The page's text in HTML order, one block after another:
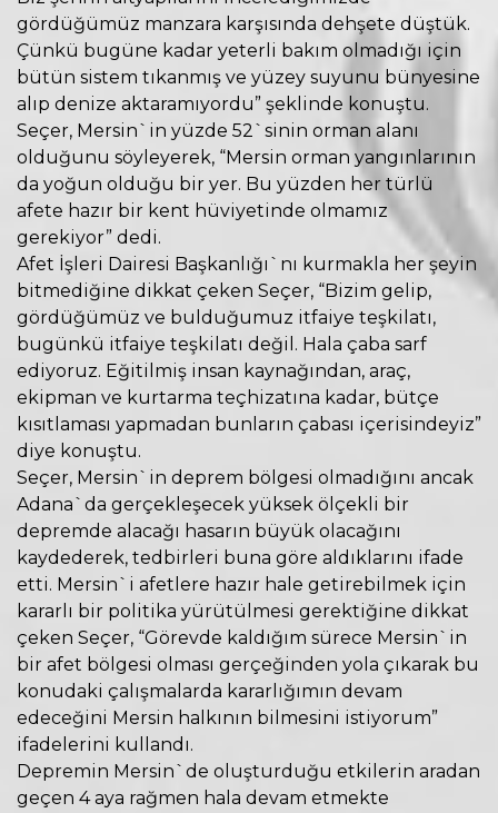
gördüğümüz manzara karşısında dehşete düştük.
Çünkü bugüne kadar yeterli bakım olmadığı için
bütün sistem tıkanmış ve yüzey suyunu bünyesine
alıp denize aktaramıyordu” şeklinde konuştu.
Seçer, Mersin`in yüzde 52`sinin orman alanı
olduğunu söyleyerek, “Mersin orman yangınlarının
da yoğun olduğu bir yer. Bu yüzden her türlü
afete hazır bir kent hüviyetinde olmamız
gerekiyor” dedi.
Afet İşleri Dairesi Başkanlığı`nı kurmakla her şeyin
bitmediğine dikkat çeken Seçer, “Bizim gelip,
gördüğümüz ve bulduğumuz itfaiye teşkilatı,
bugünkü itfaiye teşkilatı değil. Hala çaba sarf
ediyoruz. Eğitilmiş insan kaynağından, araç,
ekipman ve kurtarma teçhizatına kadar, bütçe
kısıtlaması yapmadan bunların çabası içerisindeyiz”
diye konuştu.
Seçer, Mersin`in deprem bölgesi olmadığını ancak
Adana`da gerçekleşecek yüksek ölçekli bir
depremde alacağı hasarın büyük olacağını
kaydederek, tedbirleri buna göre aldıklarını ifade
etti. Mersin`i afetlere hazır hale getirebilmek için
kararlı bir politika yürütülmesi gerektiğine dikkat
çeken Seçer, “Görevde kaldığım sürece Mersin`in
bir afet bölgesi olması gerçeğinden yola çıkarak bu
konudaki çalışmalarda kararlığımın devam
edeceğini Mersin halkının bilmesini istiyorum”
ifadelerini kullandı.
Depremin Mersin`de oluşturduğu etkilerin aradan
geçen 4 aya rağmen hala devam etmekte